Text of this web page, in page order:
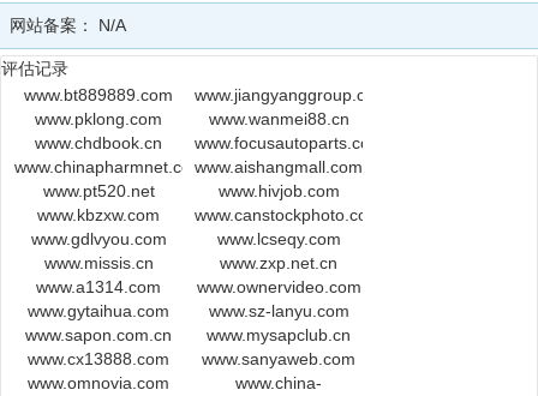
网站备案： N/A
评估记录
www.bt889889.com
www.jiangyanggroup.com.cn
www.pklong.com
www.wanmei88.cn
www.chdbook.cn
www.focusautoparts.com
www.chinapharmnet.comwww.aishangmall.com
www.pt520.net
www.hivjob.com
www.kbzxw.com
www.canstockphoto.com
www.gdlvyou.com
www.lcseqy.com
www.missis.cn
www.zxp.net.cn
www.a1314.com
www.ownervideo.com
www.gytaihua.com
www.sz-lanyu.com
www.sapon.com.cn
www.mysapclub.cn
www.cx13888.com
www.sanyaweb.com
www.omnovia.com
www.china-